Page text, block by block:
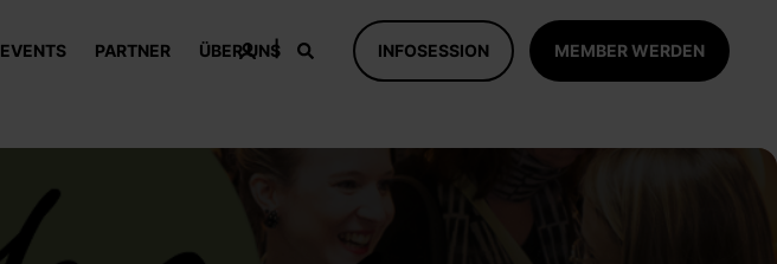
EVENTS PARTNER ÜBER UNS INFOSESSION MEMBER WERDEN